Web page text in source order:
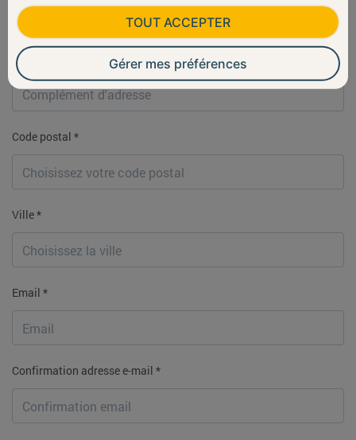
Complément d'adresse- Optionnel
Code postal *
Ville *
Email *
Confirmation adresse e-mail *
TOUT ACCEPTER
Gérer mes préférences